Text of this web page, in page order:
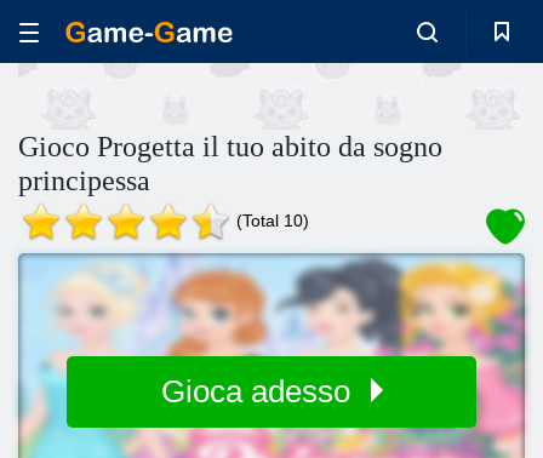
Gioco Progetta il tuo abito da sogno
principessa
(Total 10)
Gioca adesso